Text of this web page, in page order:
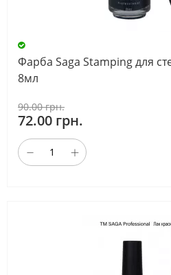
Фарба Saga Stamping для
8мл
90.00 грн.
72.00 грн.